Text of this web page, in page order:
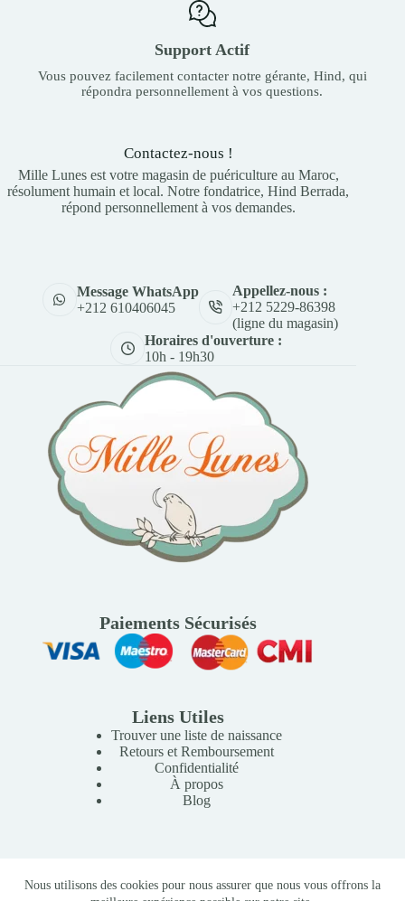
Nous utilisons des cookies pour nous assurer que nous vous offrons la
Support Actif
Vous pouvez facilement contacter notre gérante, Hind, qui
répondra personnellement à vos questions.
Contactez-nous !
Mille Lunes est votre magasin de puériculture au Maroc,
résolument humain et local. Notre fondatrice, Hind Berrada,
répond personnellement à vos demandes.
Message WhatsApp
+212 610406045
Appellez-nous :
+212 5229-86398
(ligne du magasin)
Horaires d'ouverture :
10h - 19h30
Paiements Sécurisés
Liens Utiles
Trouver une liste de naissance
Retours et Remboursement
Confidentialité
À propos
Blog
Copyright © 2026 Mille Lunes - Création du site :
Baptiste
-Conditions Générales de Vente